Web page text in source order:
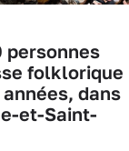
personnes
folklorique
dans
et-Saint-